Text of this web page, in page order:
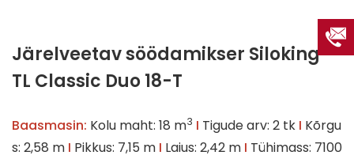
Järelveetav söödamikser Siloking
TL Classic Duo 18-T
Baasmasin: Kolu maht: 18 m3 I Tigude arv: 2 tk I Kõrgu
s: 2,58 m I Pikkus: 7,15 m I Laius: 2,42 m I Tühimass: 7100